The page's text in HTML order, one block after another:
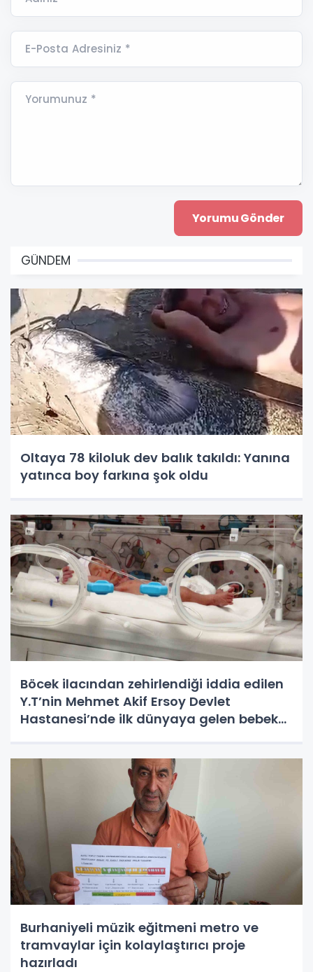
E-Posta Adresiniz *
Yorumunuz *
GÜNDEM
Oltaya 78 kiloluk dev balık takıldı: Yanına
yatınca boy farkına şok oldu
Böcek ilacından zehirlendiği iddia edilen
Y.T’nin Mehmet Akif Ersoy Devlet
Hastanesi’nde ilk dünyaya gelen bebek
Burhaniyeli müzik eğitmeni metro ve
tramvaylar için kolaylaştırıcı proje
hazırladı